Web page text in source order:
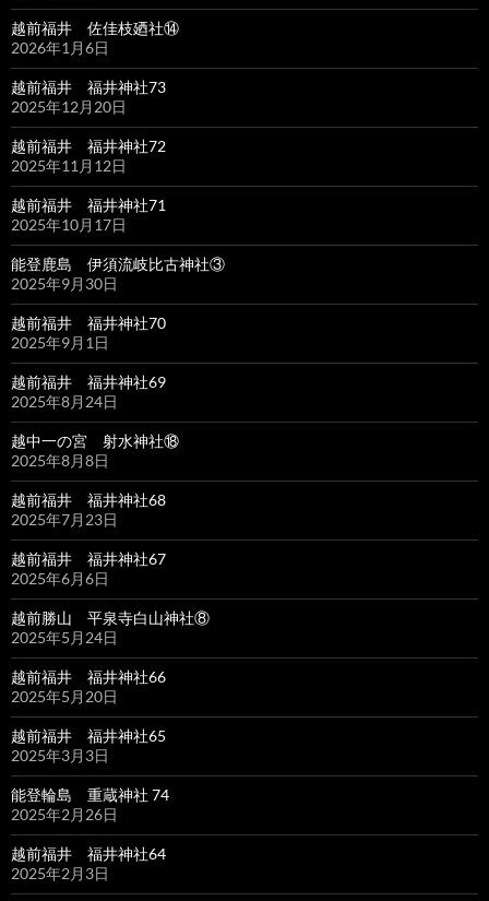
越前福井 佐佳枝廼社⑭
2026年1月6日
越前福井 福井神社73
2025年12月20日
越前福井 福井神社72
2025年11月12日
越前福井 福井神社71
2025年10月17日
能登鹿島 伊須流岐比古神社③
2025年9月30日
越前福井 福井神社70
2025年9月1日
越前福井 福井神社69
2025年8月24日
越中一の宮 射水神社⑱
2025年8月8日
越前福井 福井神社68
2025年7月23日
越前福井 福井神社67
2025年6月6日
越前勝山 平泉寺白山神社⑧
2025年5月24日
越前福井 福井神社66
2025年5月20日
越前福井 福井神社65
2025年3月3日
能登輪島 重蔵神社 74
2025年2月26日
越前福井 福井神社64
2025年2月3日